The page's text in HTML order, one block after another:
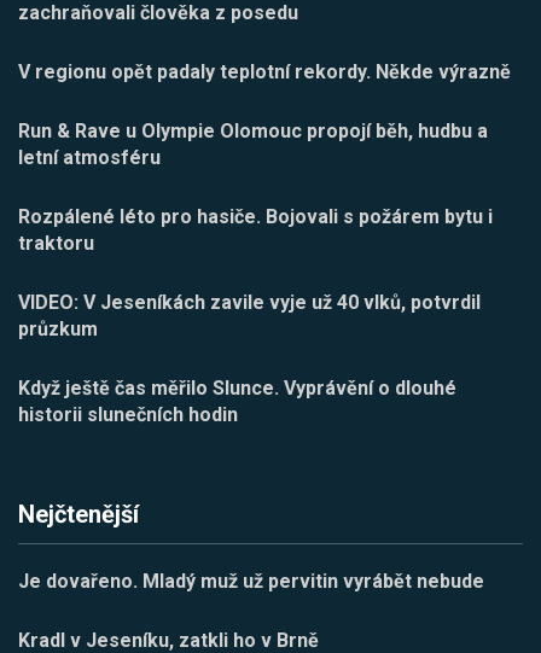
zachraňovali člověka z posedu
V regionu opět padaly teplotní rekordy. Někde výrazně
Run & Rave u Olympie Olomouc propojí běh, hudbu a
letní atmosféru
Rozpálené léto pro hasiče. Bojovali s požárem bytu i
traktoru
VIDEO: V Jeseníkách zavile vyje už 40 vlků, potvrdil
průzkum
Když ještě čas měřilo Slunce. Vyprávění o dlouhé
historii slunečních hodin
Nejčtenější
Je dovařeno. Mladý muž už pervitin vyrábět nebude
Kradl v Jeseníku, zatkli ho v Brně